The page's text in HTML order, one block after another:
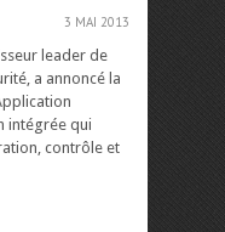
3 MAI 2013
leader de
a annoncé la
intégrée qui
contrôle et